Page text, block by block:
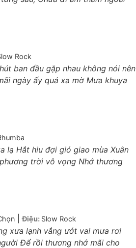
Rock
ban đầu gặp nhau không nói nên
ngày ấy quá xa mờ Mưa khuya
lạ Hắt hiu đợi gió giao mùa Xuân
trời vô vọng Nhớ thương
|Điệu: Slow Rock
xưa lạnh vắng ướt vai mưa rơi
Để rồi thương nhớ mãi cho